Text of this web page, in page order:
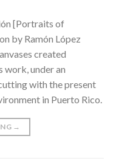
[Portraits of
by Ramón López
created
work, under an
with the present
in Puerto Rico.
→